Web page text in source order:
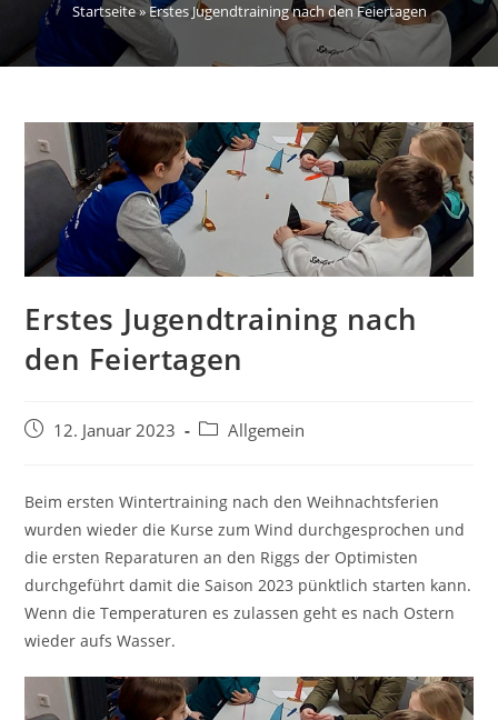
Startseite»Erstes Jugendtraining nach den Feiertagen
Erstes Jugendtraining nach
den Feiertagen
Beitrag12. Januar 2023
Beitrags-
Allgemein
Beim ersten Wintertraining nach den Weihnachtsferien
wurden wieder die Kurse zum Wind durchgesprochen und
die ersten Reparaturen an den Riggs der Optimisten
durchgeführt damit die Saison 2023 pünktlich starten kann.
Wenn die Temperaturen es zulassen geht es nach Ostern
wieder aufs Wasser.